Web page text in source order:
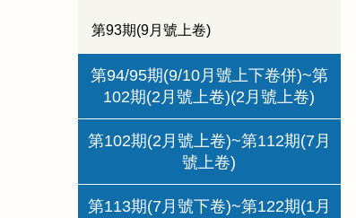
第93期(9月號上卷)
第94/95期(9/10月號上下卷併)~第
102期(2月號上卷)(2月號上卷)
第102期(2月號上卷)~第112期(7月
號上卷)
第113期(7月號下卷)~第122期(1月